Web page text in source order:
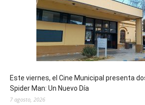
Este viernes, el Cine Municipal presenta
Spider Man: Un Nuevo Día
7 agosto, 2026